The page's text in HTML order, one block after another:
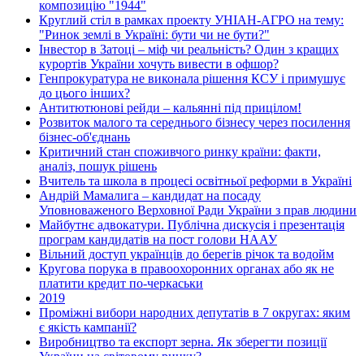
композицію "1944"
Круглий стіл в рамках проекту УНІАН-АГРО на тему:
"Ринок землі в Україні: бути чи не бути?"
Інвестор в Затоці – міф чи реальність? Один з кращих
курортів України хочуть вивести в офшор?
Генпрокуратура не виконала рішення КСУ і примушує
до цього інших?
Антитютюнові рейди – кальянні під прицілом!
Розвиток малого та середнього бізнесу через посилення
бізнес-об'єднань
Критичний стан споживчого ринку країни: факти,
аналіз, пошук рішень
Вчитель та школа в процесі освітньої реформи в Україні
Андрій Мамалига – кандидат на посаду
Уповноваженого Верховної Ради України з прав людини
Майбутнє адвокатури. Публічна дискусія і презентація
програм кандидатів на пост голови НААУ
Вільний доступ українців до берегів річок та водойм
Кругова порука в правоохоронних органах або як не
платити кредит по-черкаськи
2019
Проміжні вибори народних депутатів в 7 округах: яким
є якість кампанії?
Виробництво та експорт зерна. Як зберегти позиції